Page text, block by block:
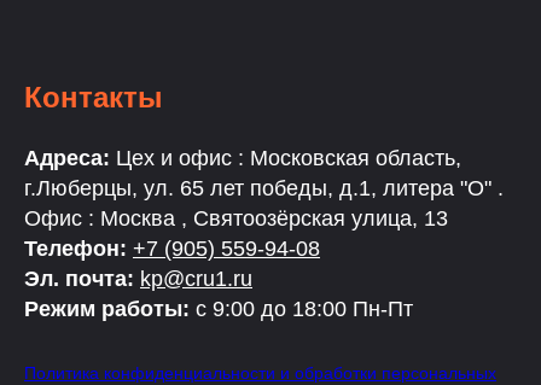
Контакты
Адреса: Цех и офис : Московская область,
г.Люберцы, ул. 65 лет победы, д.1, литера "О" .
Офис : Москва , Святоозёрская улица, 13
Телефон: +7 (905) 559-94-08
Эл. почта: kp@cru1.ru
Режим работы: с 9:00 до 18:00 Пн-Пт
Политика конфиденциальности и обработки персональных